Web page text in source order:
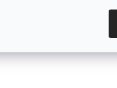
domácích spotřebičů